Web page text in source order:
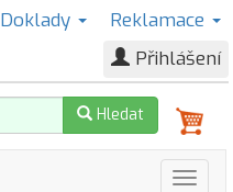
Doklady
Reklamace
Přihlášení
Hledat